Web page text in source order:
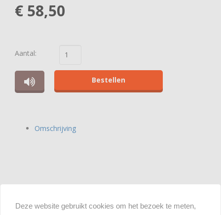
€ 58,50
Aantal:
Bestellen
Omschrijving
Deze website gebruikt cookies om het bezoek te meten,